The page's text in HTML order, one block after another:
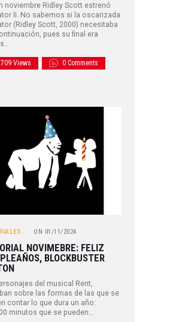
noviembre Ridley Scott estrenó
II. No sabemos si la oscarizada
(Ridley Scott, 2000) necesitaba
pues su final era
709 Views 0 Comments
ON 01/11/2024
NOVIMEBRE: FELIZ
BLOCKBUSTER
del musical Rent,
sobre las formas de las que se
contar lo que dura un año:
minutos que se pueden…